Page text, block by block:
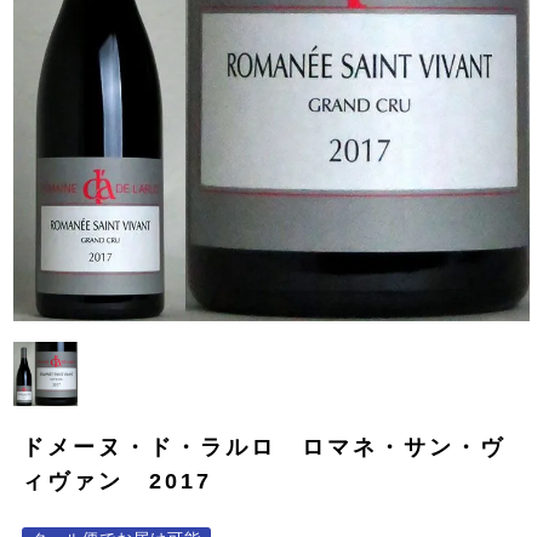
ドメーヌ・ド・ラルロ ロマネ・サン・ヴ
ィヴァン 2017